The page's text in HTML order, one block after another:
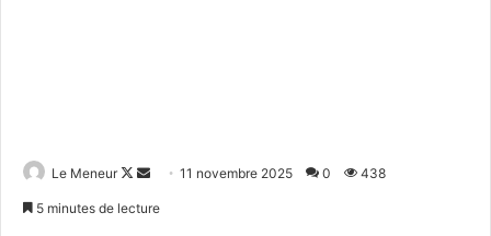
Le Meneur
Follow
Envoyer11 novembre 2025 0 438
5 minutes de lecture